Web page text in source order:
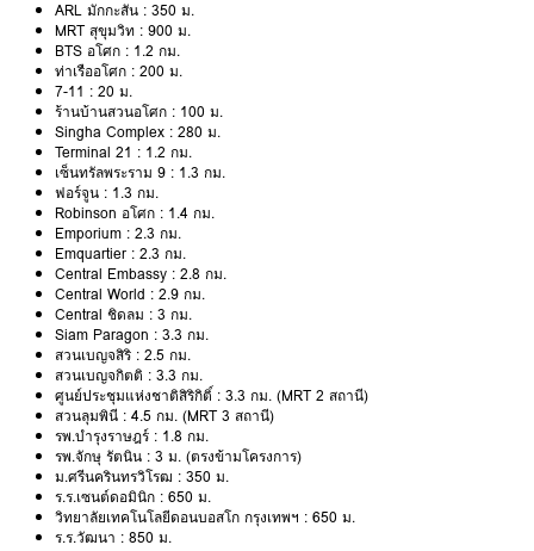
ARL มักกะสัน : 350 ม.
MRT สุขุมวิท : 900 ม.
BTS อโศก : 1.2 กม.
ท่าเรืออโศก : 200 ม.
7-11 : 20 ม.
ร้านบ้านสวนอโศก : 100 ม.
Singha Complex : 280 ม.
Terminal 21 : 1.2 กม.
เซ็นทรัลพระราม 9 : 1.3 กม.
ฟอร์จูน : 1.3 กม.
Robinson อโศก : 1.4 กม.
Emporium : 2.3 กม.
Emquartier : 2.3 กม.
Central Embassy : 2.8 กม.
Central World : 2.9 กม.
Central ชิดลม : 3 กม.
Siam Paragon : 3.3 กม.
สวนเบญจสิริ : 2.5 กม.
สวนเบญจกิตติ : 3.3 กม.
ศูนย์ประชุมแห่งชาติสิริกิติ์ : 3.3 กม. (MRT 2 สถานี)
สวนลุมพินี : 4.5 กม. (MRT 3 สถานี)
รพ.บำรุงราษฎร์ : 1.8 กม.
รพ.จักษุ รัตนิน : 3 ม. (ตรงข้ามโครงการ)
ม.ศรีนครินทรวิโรฒ : 350 ม.
ร.ร.เซนต์ดอมินิก : 650 ม.
วิทยาลัยเทคโนโลยีดอนบอสโก กรุงเทพฯ : 650 ม.
ร.ร.วัฒนา : 850 ม.